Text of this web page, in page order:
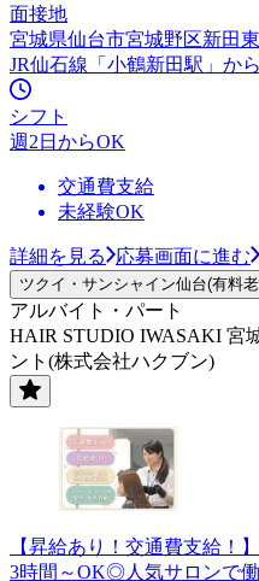
面接地
宮城県仙台市宮城野区新田
JR仙石線「小鶴新田駅」か
シフト
週2日からOK
交通費支給
未経験OK
詳細を見る 応募画面に進む
ツクイ・サンシャイン仙台(有料
アルバイト・パート
HAIR STUDIO IWASAKI 宮
ント(株式会社ハクブン)
【昇給あり！交通費支給
3時間～OK◎人気サロンで